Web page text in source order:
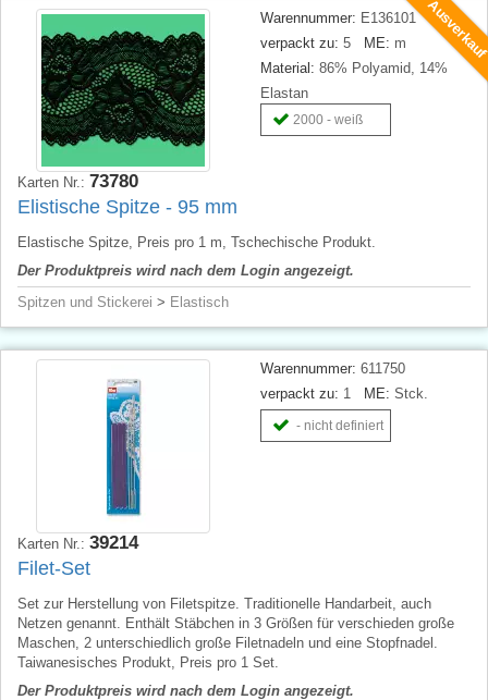
Warennummer: E136101
verpackt zu: 5 ME: m
Material: 86% Polyamid, 14%
Elastan
2000 - weiß
Karten Nr.: 73780
Elistische Spitze - 95 mm
Elastische Spitze, Preis pro 1 m, Tschechische Produkt.
Der Produktpreis wird nach dem Login angezeigt.
Spitzen und Stickerei > Elastisch
Warennummer: 611750
verpackt zu: 1 ME: Stck.
- nicht definiert
Karten Nr.: 39214
Filet-Set
Set zur Herstellung von Filetspitze. Traditionelle Handarbeit, auch
Netzen genannt. Enthält Stäbchen in 3 Größen für verschieden große
Maschen, 2 unterschiedlich große Filetnadeln und eine Stopfnadel.
Taiwanesisches Produkt, Preis pro 1 Set.
Der Produktpreis wird nach dem Login angezeigt.